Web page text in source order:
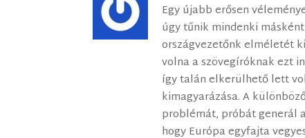
Egy újabb erősen
úgy tűnik mindenki
országvezetőnk elméletét
volna a szövegíróknak ezt
így talán elkerülhető lett
kimagyarázása. A
problémát, próbát generál
hogy Európa egyfajta